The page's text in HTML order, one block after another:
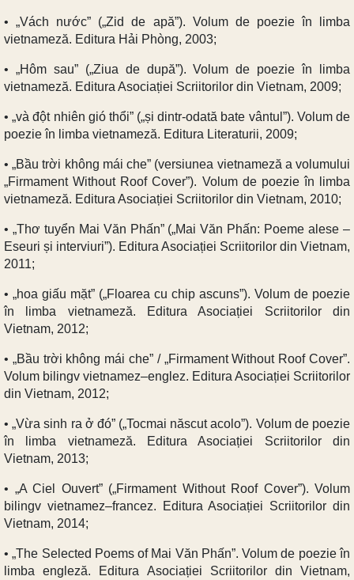
• „Vách nước” („Zid de apă”). Volum de poezie în limba
vietnameză. Editura Hải Phòng, 2003;
• „Hôm sau” („Ziua de după”). Volum de poezie în limba
vietnameză. Editura Asociației Scriitorilor din Vietnam, 2009;
• „và đột nhiên gió thổi” („și dintr-odată bate vântul”). Volum de
poezie în limba vietnameză. Editura Literaturii, 2009;
• „Bầu trời không mái che” (versiunea vietnameză a volumului
„Firmament Without Roof Cover”). Volum de poezie în limba
vietnameză. Editura Asociației Scriitorilor din Vietnam, 2010;
• „Thơ tuyển Mai Văn Phấn” („Mai Văn Phấn: Poeme alese –
Eseuri și interviuri”). Editura Asociației Scriitorilor din Vietnam,
2011;
• „hoa giấu mặt” („Floarea cu chip ascuns”). Volum de poezie
în limba vietnameză. Editura Asociației Scriitorilor din
Vietnam, 2012;
• „Bầu trời không mái che” / „Firmament Without Roof Cover”.
Volum bilingv vietnamez–englez. Editura Asociației Scriitorilor
din Vietnam, 2012;
• „Vừa sinh ra ở đó” („Tocmai născut acolo”). Volum de poezie
în limba vietnameză. Editura Asociației Scriitorilor din
Vietnam, 2013;
• „A Ciel Ouvert” („Firmament Without Roof Cover”). Volum
bilingv vietnamez–francez. Editura Asociației Scriitorilor din
Vietnam, 2014;
• „The Selected Poems of Mai Văn Phấn”. Volum de poezie în
limba engleză. Editura Asociației Scriitorilor din Vietnam,